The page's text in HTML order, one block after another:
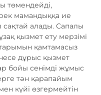
төмендейді,
мамандыққа ие
алады. Сапалы
қызмет ету мерзімі
қамтамасыз
дұрыс қызмет
бойы сенімді жұмыс
тән қарапайым
күйі өзгермейтін